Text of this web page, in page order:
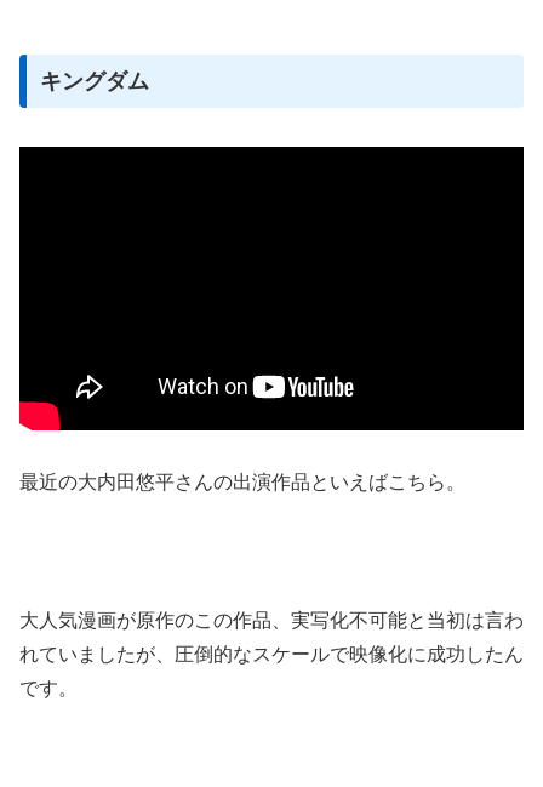
キングダム
最近の大内田悠平さんの出演作品といえばこちら。
大人気漫画が原作のこの作品、実写化不可能と当初は言わ
れていましたが、圧倒的なスケールで映像化に成功したん
です。